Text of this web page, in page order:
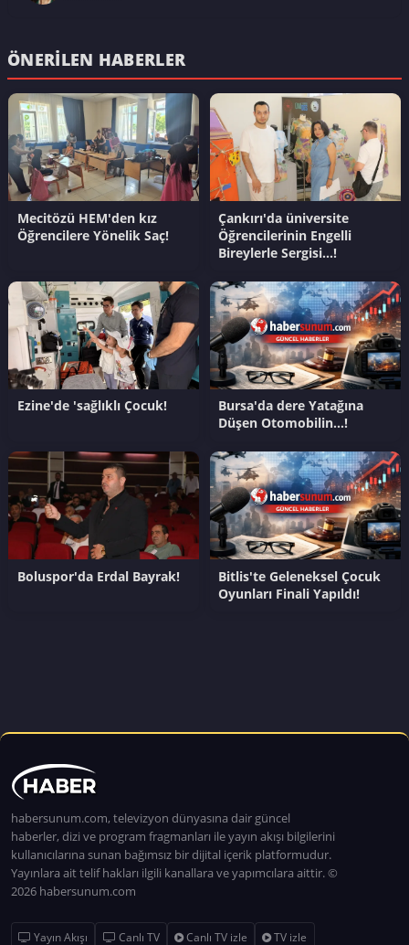
ÖNERILEN HABERLER
Mecitözü HEM'den kız
Öğrencilere Yönelik Saç!
Çankırı'da üniversite
Öğrencilerinin Engelli
Bireylerle Sergisi…!
Ezine'de 'sağlıklı Çocuk!
Bursa'da dere Yatağına
Düşen Otomobilin…!
Boluspor'da Erdal Bayrak!
Bitlis'te Geleneksel Çocuk
Oyunları Finali Yapıldı!
habersunum.com, televizyon dünyasına dair güncel
haberler, dizi ve program fragmanları ile yayın akışı bilgilerini
kullanıcılarına sunan bağımsız bir dijital içerik platformudur.
Yayınlara ait telif hakları ilgili kanallara ve yapımcılara aittir. ©
2026 habersunum.com
Yayın Akışı Canlı TV Canlı TV izle TV izle